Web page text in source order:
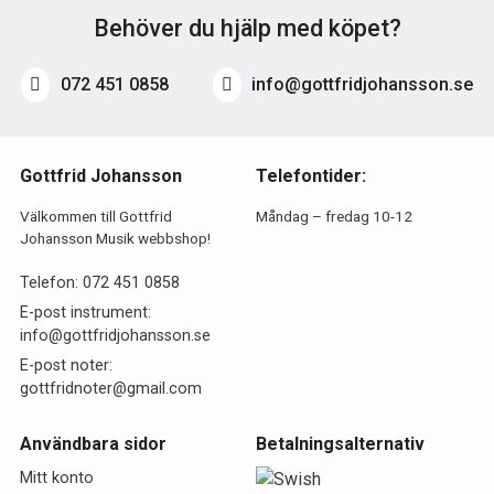
Behöver du hjälp med köpet?
072 451 0858 info@gottfridjohansson.se
Gottfrid Johansson
Välkommen till Gottfrid
Johansson Musik webbshop!
Telefon: 072 451 0858
E-post instrument:
info@gottfridjohansson.se
E-post noter:
gottfridnoter@gmail.com
Telefontider:
Måndag – fredag 10-12
Användbara sidor
Mitt konto
Betalningsalternativ